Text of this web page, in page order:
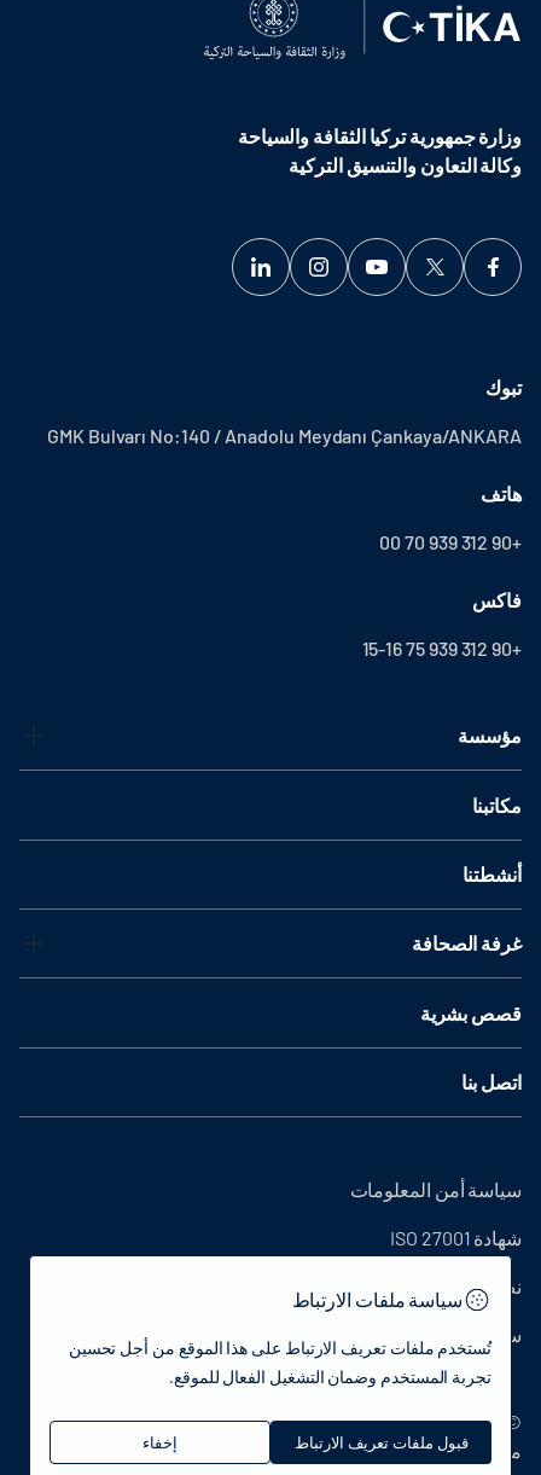
وزارة جمهورية تركيا الثقافة والسياحة
وكالة التعاون والتنسيق التركية
تبوك
GMK Bulvarı No:140 / Anadolu Meydanı Çankaya/ANKARA
هاتف
+90 312 939 70 00
فاكس
+90 312 939 75 15-16
مؤسسة
مكاتبنا
أنشطتنا
غرفة الصحافة
قصص بشرية
اتصل بنا
© 2022 جمهورية تركيا وزارة الثقافة والسياحة - جميع الحقوق
محفوظة.
سياسة أمن المعلومات
شهادة ISO 27001
نص التوضيح
سياسة الخصوصية
سياسة ملفات الارتباط
تُستخدم ملفات تعريف الارتباط على هذا الموقع من أجل تحسين
تجربة المستخدم وضمان التشغيل الفعال للموقع.
قبول ملفات تعريف الارتباط إخفاء